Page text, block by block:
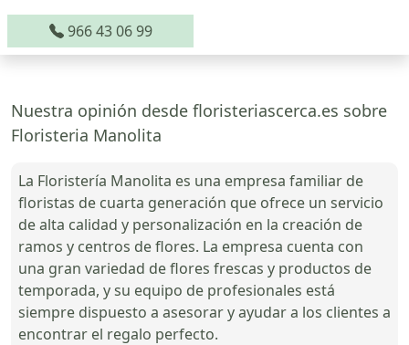
966 43 06 99
Nuestra opinión desde floristeriascerca.es sobre
Floristeria Manolita
La Floristería Manolita es una empresa familiar de
floristas de cuarta generación que ofrece un servicio
de alta calidad y personalización en la creación de
ramos y centros de flores. La empresa cuenta con
una gran variedad de flores frescas y productos de
temporada, y su equipo de profesionales está
siempre dispuesto a asesorar y ayudar a los clientes a
encontrar el regalo perfecto.